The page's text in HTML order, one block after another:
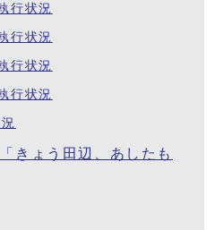
行状況
行状況
行状況
行状況
きょう田辺、あしたも